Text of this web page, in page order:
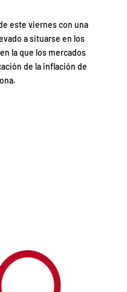
este viernes con una
a situarse en los
la que los mercados
de la inflación de